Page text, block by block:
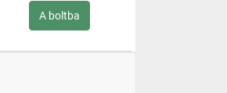
A boltba